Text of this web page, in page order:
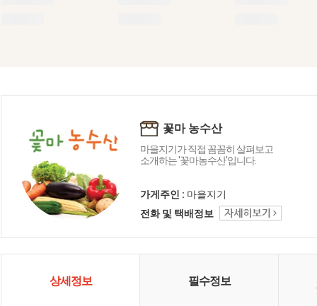
꽃마 농수산
마을지기가 직접 꼼꼼히 살펴보고
소개하는 '꽃마농수산'입니다.
가게주인 : 마을지기
전화 및 택배정보
상세정보 필수정보